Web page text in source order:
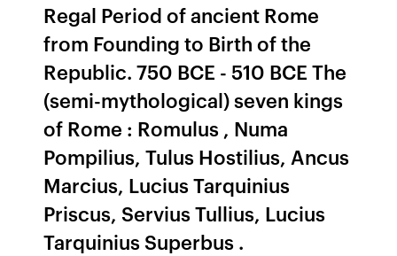
Regal Period of ancient Rome
from Founding to Birth of the
Republic. 750 BCE - 510 BCE The
(semi-mythological) seven kings
of Rome : Romulus , Numa
Pompilius, Tulus Hostilius, Ancus
Marcius, Lucius Tarquinius
Priscus, Servius Tullius, Lucius
Tarquinius Superbus .